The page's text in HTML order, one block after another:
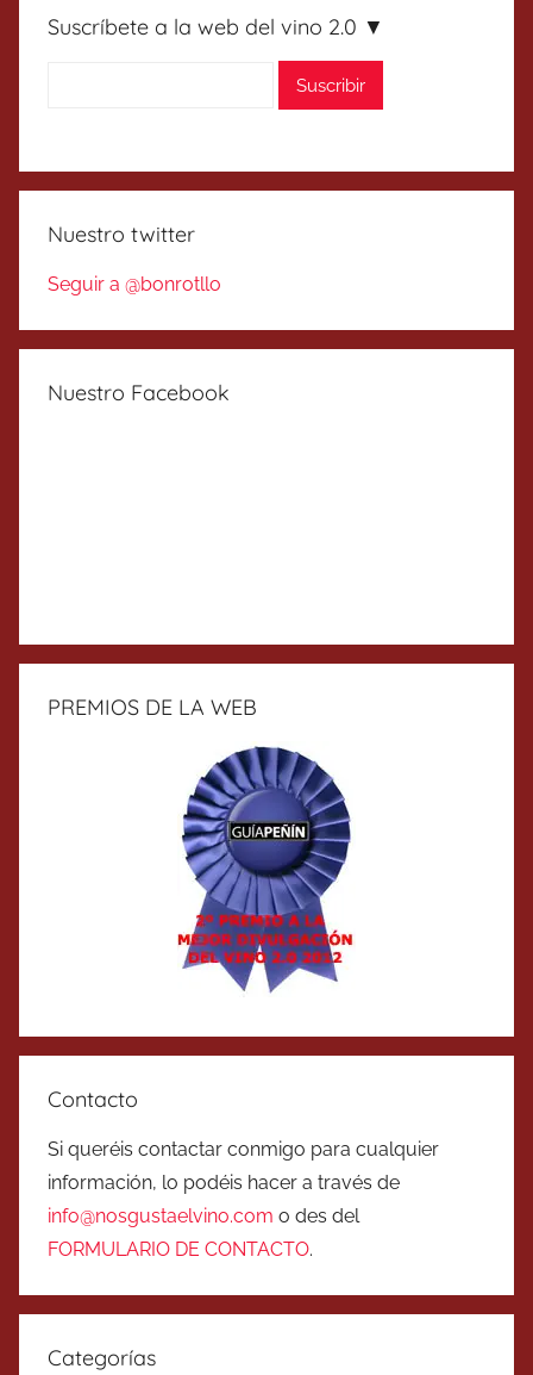
Suscríbete a la web del vino 2.0 ▼
Nuestro twitter
Seguir a @bonrotllo
Nuestro Facebook
PREMIOS DE LA WEB
Contacto
Si queréis contactar conmigo para cualquier
información, lo podéis hacer a través de
info@nosgustaelvino.com o des del
FORMULARIO DE CONTACTO.
Categorías